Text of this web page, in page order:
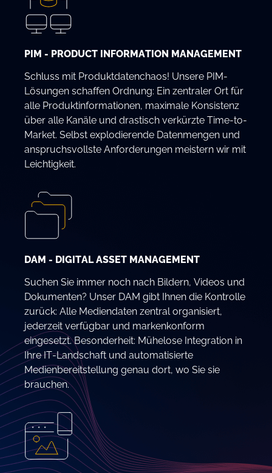
PIM - PRODUCT INFORMATION MANAGEMENT
Schluss mit Produktdatenchaos! Unsere PIM-
Lösungen schaffen Ordnung: Ein zentraler Ort für
alle Produktinformationen, maximale Konsistenz
über alle Kanäle und drastisch verkürzte Time-to-
Market. Selbst explodierende Datenmengen und
anspruchsvollste Anforderungen meistern wir mit
Leichtigkeit.
DAM - DIGITAL ASSET MANAGEMENT
Suchen Sie immer noch nach Bildern, Videos und
Dokumenten? Unser DAM gibt Ihnen die Kontrolle
zurück: Alle Mediendaten zentral organisiert,
jederzeit verfügbar und markenkonform
eingesetzt. Besonderheit: Mühelose Integration in
Ihre IT-Landschaft und automatisierte
Medienbereitstellung genau dort, wo Sie sie
brauchen.